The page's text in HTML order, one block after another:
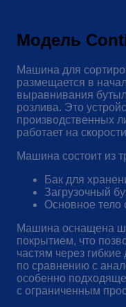
Модель
Машина для
размещается в
выравнивания
розлива. Это
производственных
работает на
Машина состоит из
Бак для
Загрузочный
Основное тело
Машина оснащена
покрытием, что
частям через
по сравнению с
особенно
с ограниченным